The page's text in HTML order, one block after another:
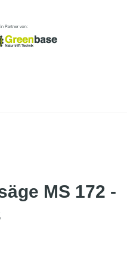
MS 172 -